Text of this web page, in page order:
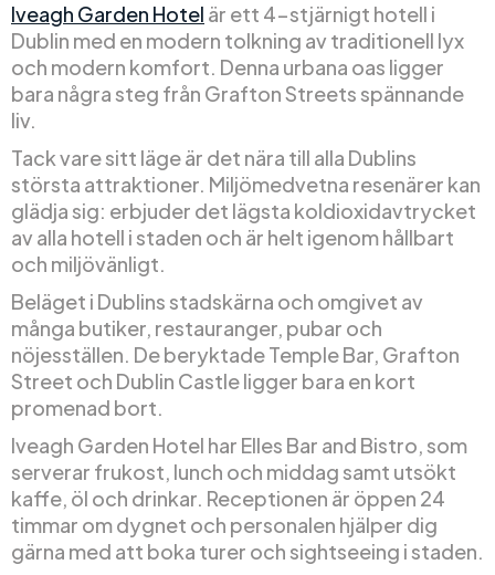
Iveagh Garden Hotel är ett 4-stjärnigt hotell i
Dublin med en modern tolkning av traditionell lyx
och modern komfort. Denna urbana oas ligger
bara några steg från Grafton Streets spännande
liv.
Tack vare sitt läge är det nära till alla Dublins
största attraktioner. Miljömedvetna resenärer kan
glädja sig: erbjuder det lägsta koldioxidavtrycket
av alla hotell i staden och är helt igenom hållbart
och miljövänligt.
Beläget i Dublins stadskärna och omgivet av
många butiker, restauranger, pubar och
nöjesställen. De beryktade Temple Bar, Grafton
Street och Dublin Castle ligger bara en kort
promenad bort.
Iveagh Garden Hotel har Elles Bar and Bistro, som
serverar frukost, lunch och middag samt utsökt
kaffe, öl och drinkar. Receptionen är öppen 24
timmar om dygnet och personalen hjälper dig
gärna med att boka turer och sightseeing i staden.